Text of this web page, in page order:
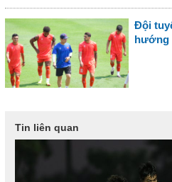
Đội
hướng
Tin liên quan